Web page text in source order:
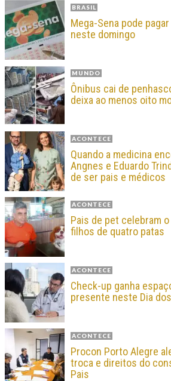
BRASIL
Mega-Sena pode
neste domingo
MUNDO
Ônibus cai de
deixa ao menos oito
ACONTECE
Quando a medicina
Angnes e Eduardo
de ser pais e médicos
ACONTECE
Pais de pet celebram
filhos de quatro patas
ACONTECE
Check-up ganha
presente neste Dia
ACONTECE
Procon Porto Alegre
troca e direitos do
Pais